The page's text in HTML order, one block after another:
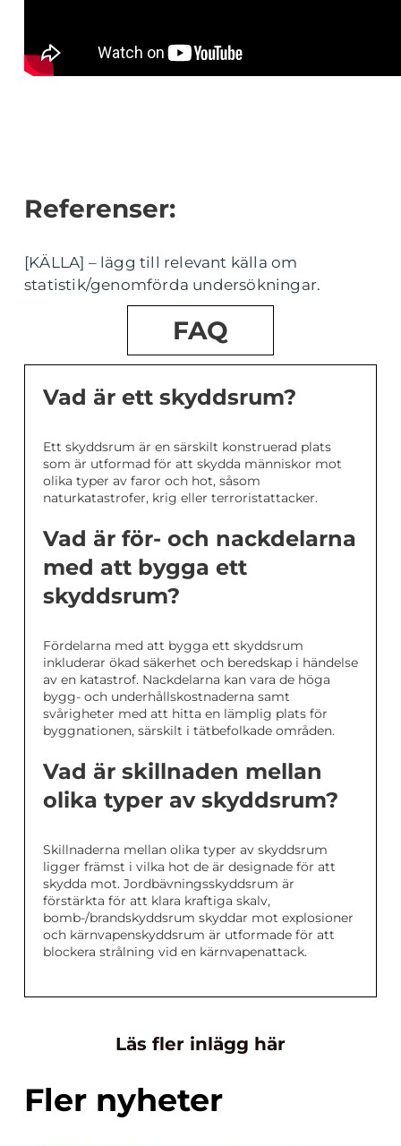
Referenser:
[KÄLLA] – lägg till relevant källa om
statistik/genomförda undersökningar.
FAQ
Vad är ett skyddsrum?
Ett skyddsrum är en särskilt konstruerad plats
som är utformad för att skydda människor mot
olika typer av faror och hot, såsom
naturkatastrofer, krig eller terroristattacker.
Vad är för- och nackdelarna
med att bygga ett
skyddsrum?
Fördelarna med att bygga ett skyddsrum
inkluderar ökad säkerhet och beredskap i händelse
av en katastrof. Nackdelarna kan vara de höga
bygg- och underhållskostnaderna samt
svårigheter med att hitta en lämplig plats för
byggnationen, särskilt i tätbefolkade områden.
Vad är skillnaden mellan
olika typer av skyddsrum?
Skillnaderna mellan olika typer av skyddsrum
ligger främst i vilka hot de är designade för att
skydda mot. Jordbävningsskyddsrum är
förstärkta för att klara kraftiga skalv,
bomb-/brandskyddsrum skyddar mot explosioner
och kärnvapenskyddsrum är utformade för att
blockera strålning vid en kärnvapenattack.
Läs fler inlägg här
Fler nyheter